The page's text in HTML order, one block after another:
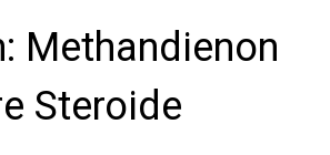
Methandienon
Steroide